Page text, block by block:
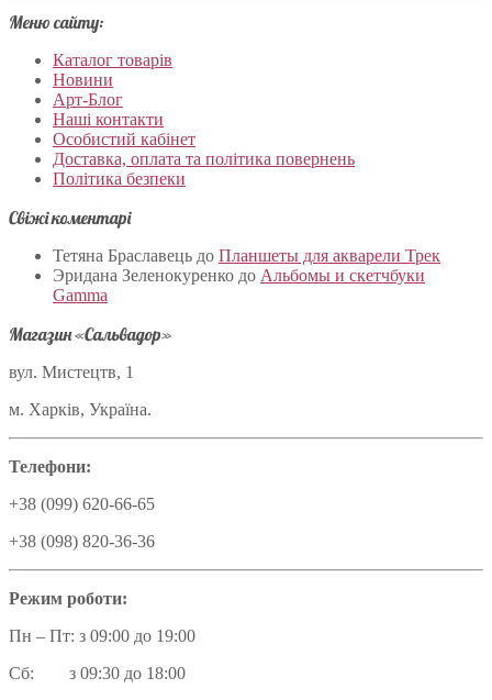
Меню сайту:
Каталог товарів
Новини
Арт-Блог
Наші контакти
Особистий кабінет
Доставка, оплата та політика повернень
Політика безпеки
Свіжі коментарі
Тетяна Браславець до Планшеты для акварели Трек
Эридана Зеленокуренко до Альбомы и скетчбуки
Gamma
Магазин «Сальвадор»
вул. Мистецтв, 1
м. Харків, Україна.
Телефони:
+38 (099) 620-66-65
+38 (098) 820-36-36
Режим роботи:
Пн – Пт: з 09:00 до 19:00
Сб: з 09:30 до 18:00